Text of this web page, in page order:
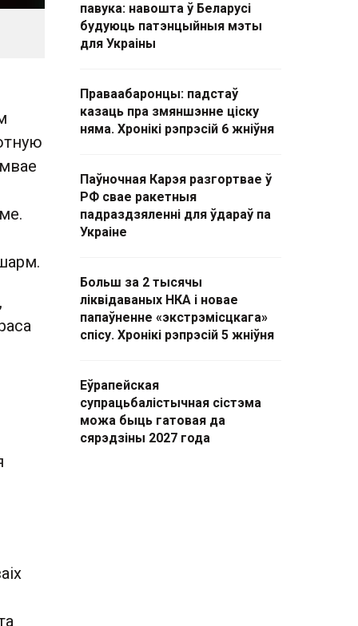
павука: навошта ў Беларусі
будуюць патэнцыйныя мэты
для Украіны
Праваабаронцы: падстаў
казаць пра змяншэнне ціску
няма. Хронікі рэпрэсій 6 жніўня
Паўночная Карэя разгортвае ў
РФ свае ракетныя
падраздзяленні для ўдараў па
Украіне
Больш за 2 тысячы
ліквідаваных НКА і новае
папаўненне «экстрэмісцкага»
спісу. Хронікі рэпрэсій 5 жніўня
Еўрапейская
супрацьбалістычная сістэма
можа быць гатовая да
сярэдзіны 2027 года